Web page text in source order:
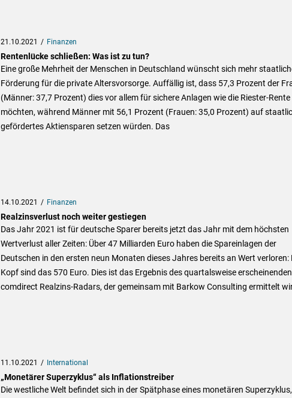
21.10.2021 Finanzen
Rentenlücke schließen: Was ist zu tun?
Eine große Mehrheit der Menschen in Deutschland wünscht sich mehr
Förderung für die private Altersvorsorge. Auffällig ist, dass 57,3 Prozent der
(Männer: 37,7 Prozent) dies vor allem für sichere Anlagen wie die Riester-Rente
möchten, während Männer mit 56,1 Prozent (Frauen: 35,0 Prozent) auf
gefördertes Aktiensparen setzen würden. Das
14.10.2021 Finanzen
Realzinsverlust noch weiter gestiegen
Das Jahr 2021 ist für deutsche Sparer bereits jetzt das Jahr mit dem höchsten
Wertverlust aller Zeiten: Über 47 Milliarden Euro haben die Spareinlagen der
Deutschen in den ersten neun Monaten dieses Jahres bereits an Wert verloren:
Kopf sind das 570 Euro. Dies ist das Ergebnis des quartalsweise erscheinenden
comdirect Realzins-Radars, der gemeinsam mit Barkow Consulting ermittelt
11.10.2021 International
„Monetärer Superzyklus“ als Inflationstreiber
Die westliche Welt befindet sich in der Spätphase eines monetären